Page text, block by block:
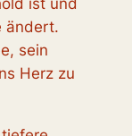
ist und
ändert.
sein
Herz zu